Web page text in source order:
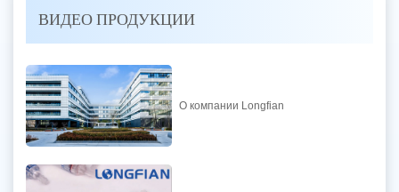
ВИДЕО ПРОДУКЦИИ
О компании Longfian